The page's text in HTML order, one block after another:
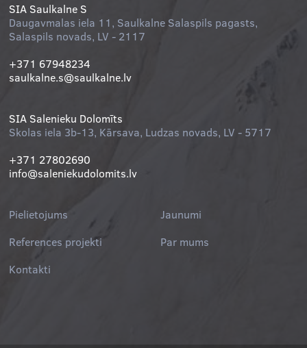
SIA Saulkalne S
Daugavmalas iela 11, Saulkalne Salaspils pagasts,
Salaspils novads, LV - 2117
+371 67948234
saulkalne.s@saulkalne.lv
SIA Salenieku Dolomīts
Skolas iela 3b-13, Kārsava, Ludzas novads, LV - 5717
+371 27802690
info@saleniekudolomits.lv
Pielietojums
Jaunumi
References projekti
Par mums
Kontakti